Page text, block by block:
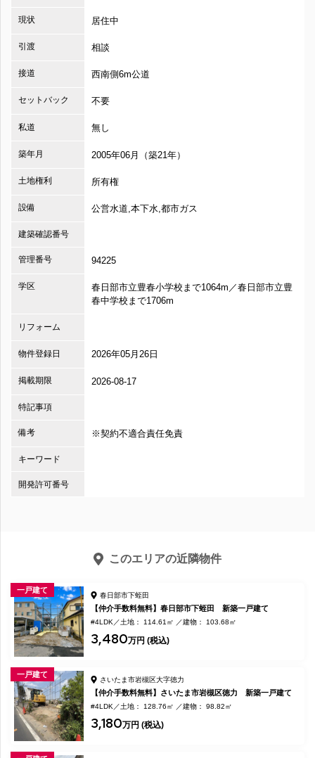
現状 居住中
引渡 相談
接道 西南側6m公道
セットバック 不要
私道 無し
築年月 2005年06月（築21年）
土地権利 所有権
設備 公営水道,本下水,都市ガス
建築確認番号
管理番号 94225
学区
春日部市立豊春小学校まで1064m／春日部市立豊
春中学校まで1706m
リフォーム
物件登録日 2026年05月26日
掲載期限 2026-08-17
特記事項
備考 ※契約不適合責任免責
キーワード
開発許可番号
このエリアの近隣物件
一戸建て
春日部市下蛭田
【仲介手数料無料】春日部市下蛭田 新築一戸建て
#4LDK 土地： 114.61㎡ 建物： 103.68㎡
3,480万円 (税込)
一戸建て
さいたま市岩槻区大字徳力
【仲介手数料無料】さいたま市岩槻区徳力 新築一戸建て
#4LDK 土地： 128.76㎡ 建物： 98.82㎡
3,180万円 (税込)